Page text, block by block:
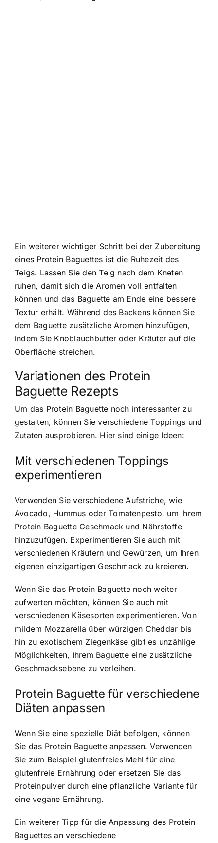
Ein weiterer wichtiger Schritt bei der Zubereitung
eines Protein Baguettes ist die Ruhezeit des
Teigs. Lassen Sie den Teig nach dem Kneten
ruhen, damit sich die Aromen voll entfalten
können und das Baguette am Ende eine bessere
Textur erhält. Während des Backens können Sie
dem Baguette zusätzliche Aromen hinzufügen,
indem Sie Knoblauchbutter oder Kräuter auf die
Oberfläche streichen.
Variationen des Protein
Baguette Rezepts
Um das Protein Baguette noch interessanter zu
gestalten, können Sie verschiedene Toppings und
Zutaten ausprobieren. Hier sind einige Ideen:
Mit verschiedenen Toppings
experimentieren
Verwenden Sie verschiedene Aufstriche, wie
Avocado, Hummus oder Tomatenpesto, um Ihrem
Protein Baguette Geschmack und Nährstoffe
hinzuzufügen. Experimentieren Sie auch mit
verschiedenen Kräutern und Gewürzen, um Ihren
eigenen einzigartigen Geschmack zu kreieren.
Wenn Sie das Protein Baguette noch weiter
aufwerten möchten, können Sie auch mit
verschiedenen Käsesorten experimentieren. Von
mildem Mozzarella über würzigen Cheddar bis
hin zu exotischem Ziegenkäse gibt es unzählige
Möglichkeiten, Ihrem Baguette eine zusätzliche
Geschmacksebene zu verleihen.
Protein Baguette für verschiedene
Diäten anpassen
Wenn Sie eine spezielle Diät befolgen, können
Sie das Protein Baguette anpassen. Verwenden
Sie zum Beispiel glutenfreies Mehl für eine
glutenfreie Ernährung oder ersetzen Sie das
Proteinpulver durch eine pflanzliche Variante für
eine vegane Ernährung.
Ein weiterer Tipp für die Anpassung des Protein
Baguettes an verschiedene